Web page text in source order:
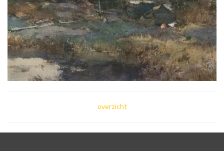
overzicht